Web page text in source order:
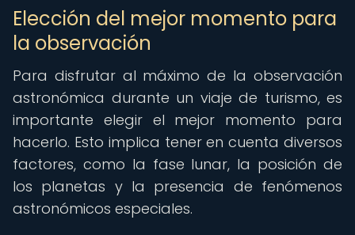
Elección del mejor momento para
la observación
Para disfrutar al máximo de la observación
astronómica durante un viaje de turismo, es
importante elegir el mejor momento para
hacerlo. Esto implica tener en cuenta diversos
factores, como la fase lunar, la posición de
los planetas y la presencia de fenómenos
astronómicos especiales.